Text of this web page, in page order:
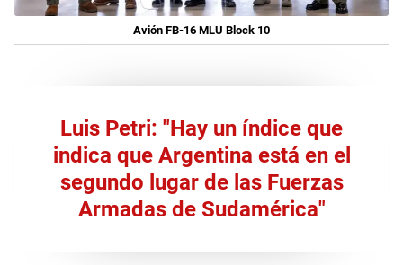
Avión FB-16 MLU Block 10
Luis Petri: "Hay un índice que
indica que Argentina está en el
segundo lugar de las Fuerzas
Armadas de Sudamérica"